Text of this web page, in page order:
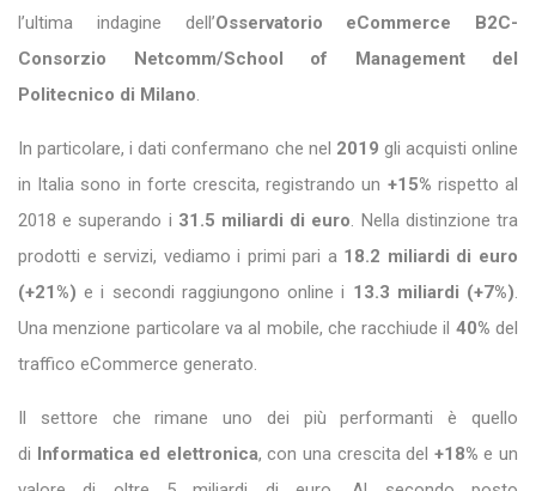
l’ultima indagine dell’Osservatorio eCommerce B2C-
Consorzio Netcomm/School of Management del
Politecnico di Milano.
In particolare, i dati confermano che nel 2019 gli acquisti online
in Italia sono in forte crescita, registrando un +15% rispetto al
2018 e superando i 31.5 miliardi di euro. Nella distinzione tra
prodotti e servizi, vediamo i primi pari a 18.2 miliardi di euro
(+21%) e i secondi raggiungono online i 13.3 miliardi (+7%).
Una menzione particolare va al mobile, che racchiude il 40%del
traffico eCommerce generato.
Il settore che rimane uno dei più performanti è quello
di Informatica ed elettronica, con una crescita del +18% e un